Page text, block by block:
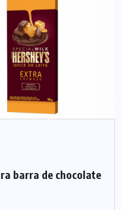
barra de chocolate